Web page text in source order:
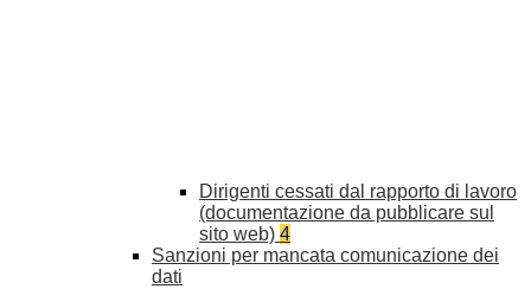
Dirigenti cessati dal rapporto di lavoro
(documentazione da pubblicare sul
sito web) 4
Sanzioni per mancata comunicazione dei
dati